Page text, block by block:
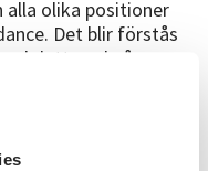
olika positioner
Det blir förstås
detta också
att fylla på under